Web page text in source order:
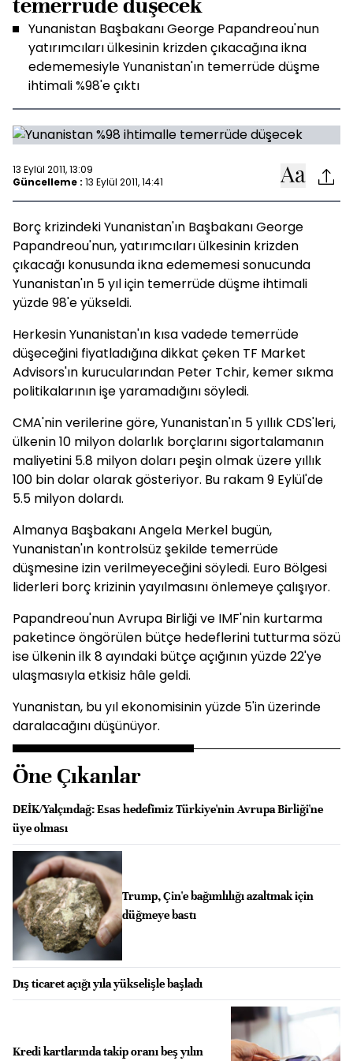
temerrüde düşecek
Yunanistan Başbakanı George Papandreou'nun
yatırımcıları ülkesinin krizden çıkacağına ikna
edememesiyle Yunanistan'ın temerrüde düşme
ihtimali %98'e çıktı
13 Eylül 2011, 13:09
Güncelleme : 13 Eylül 2011, 14:41
Borç krizindeki Yunanistan'ın Başbakanı George
Papandreou'nun, yatırımcıları ülkesinin krizden
çıkacağı konusunda ikna edememesi sonucunda
Yunanistan'ın 5 yıl için temerrüde düşme ihtimali
yüzde 98'e yükseldi.
Herkesin Yunanistan'ın kısa vadede temerrüde
düşeceğini fiyatladığına dikkat çeken TF Market
Advisors'ın kurucularından Peter Tchir, kemer sıkma
politikalarının işe yaramadığını söyledi.
CMA'nin verilerine göre, Yunanistan'ın 5 yıllık CDS'leri,
ülkenin 10 milyon dolarlık borçlarını sigortalamanın
maliyetini 5.8 milyon doları peşin olmak üzere yıllık
100 bin dolar olarak gösteriyor. Bu rakam 9 Eylül'de
5.5 milyon dolardı.
Almanya Başbakanı Angela Merkel bugün,
Yunanistan'ın kontrolsüz şekilde temerrüde
düşmesine izin verilmeyeceğini söyledi. Euro Bölgesi
liderleri borç krizinin yayılmasını önlemeye çalışıyor.
Papandreou'nun Avrupa Birliği ve IMF'nin kurtarma
paketince öngörülen bütçe hedeflerini tutturma sözü
ise ülkenin ilk 8 ayındaki bütçe açığının yüzde 22'ye
ulaşmasıyla etkisiz hâle geldi.
Yunanistan, bu yıl ekonomisinin yüzde 5'in üzerinde
daralacağını düşünüyor.
Öne Çıkanlar
DEİK/Yalçındağ: Esas hedefimiz Türkiye'nin Avrupa Birliği'ne
üye olması
Trump, Çin'e bağımlılığı azaltmak için
düğmeye bastı
Dış ticaret açığı yıla yükselişle başladı
Kredi kartlarında takip oranı beş yılın